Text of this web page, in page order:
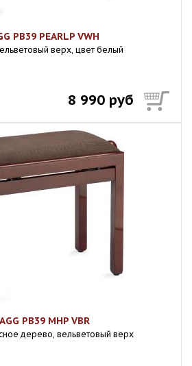
PB39 PEARLP VWH
верх, цвет белый
8 990 руб
PB39 MHP VBR
дерево, вельветовый верх